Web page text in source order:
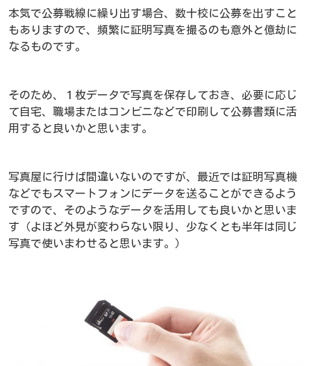
本気で公募戦線に繰り出す場合、数十校に公募を出すこと
もありますので、頻繁に証明写真を撮るのも意外と億劫に
なるものです。
そのため、１枚データで写真を保存しておき、必要に応じ
て自宅、職場またはコンビニなどで印刷して公募書類に活
用すると良いかと思います。
写真屋に行けば間違いないのですが、最近では証明写真機
などでもスマートフォンにデータを送ることができるよう
ですので、そのようなデータを活用しても良いかと思いま
す（よほど外見が変わらない限り、少なくとも半年は同じ
写真で使いまわせると思います。）